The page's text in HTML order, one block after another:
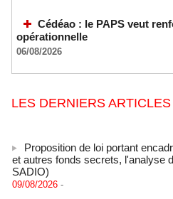
Cédéao : le PAPS veut
opérationnelle
06/08/2026
LES DERNIERS ARTICLES
et autres fonds secrets, l'analyse
SADIO)
09/08/2026